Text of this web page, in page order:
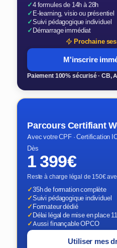
✓4 formules de 14h à 28h
✓E-learning, visio ou présentiel
✓Suivi pédagogique individuel
✓Démarrage immédiat
Prochaine
M'inscrire
Paiement 100% sécurisé · CB,
Parcours Certifiant
Avec votre CPF · Certification
Dès
1 399€
Reste à charge légal de 150€
✓35h de formation complète
✓Suivi pédagogique individuel
✓Formateur dédié
✓Délai légal de mise en place
✓Aussi finançable OPCO
Utiliser mes